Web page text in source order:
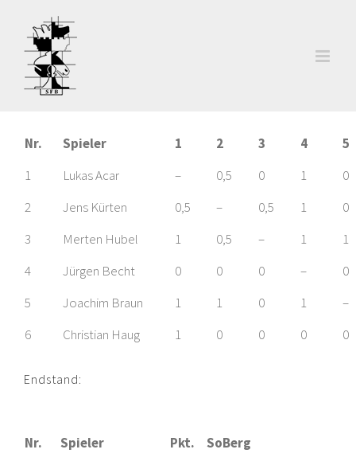
springen
Nr. Spieler 1 2 3 4
5
1
Lukas Acar – 0,5 0 1
0
2
Jens Kürten 0,5 – 0,5 1
0
3
Merten Hubel 1 0,5 – 1
1
4
Jürgen Becht 0 0 0 –
0
5
Joachim Braun 1 1 0 1
–
6
Christian Haug 1 0 0 0 0
Endstand:
Nr. Spieler Pkt.
SoBerg